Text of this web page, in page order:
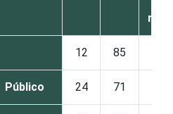
12 85
Público 24 71